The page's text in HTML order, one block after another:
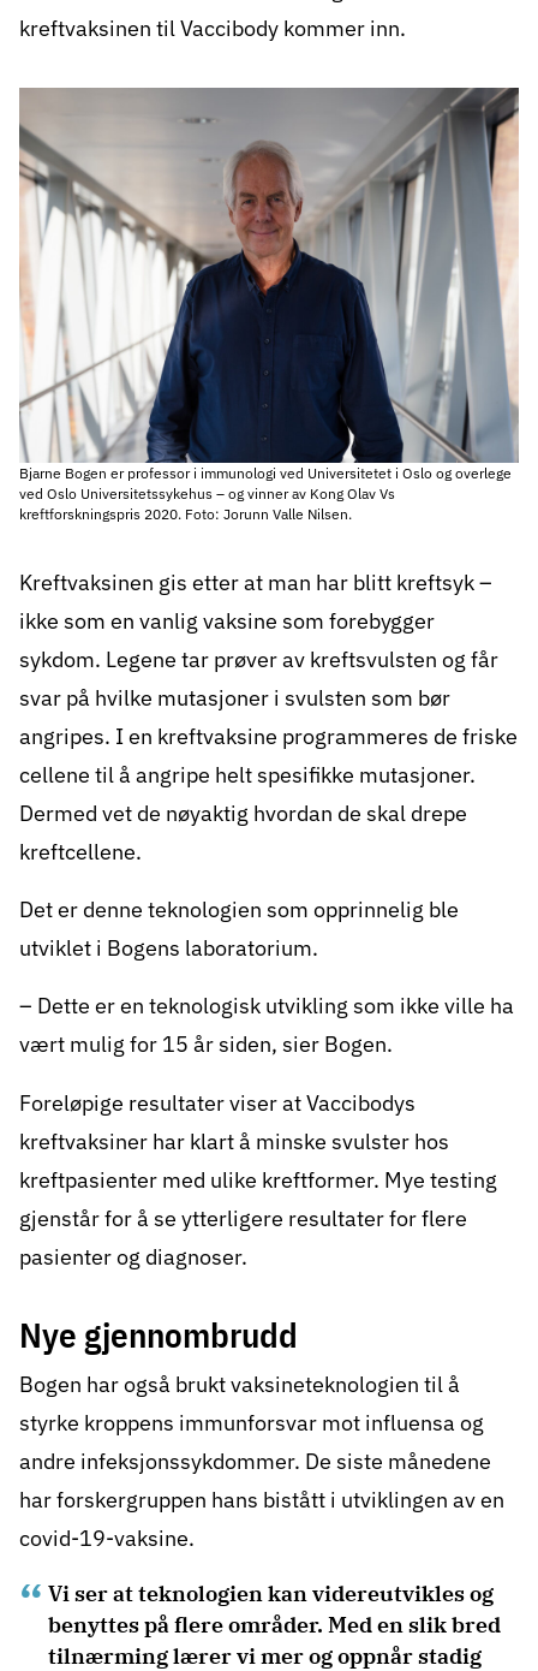
kreftvaksinen til Vaccibody kommer inn.
Bjarne Bogen er professor i immunologi ved Universitetet i Oslo og overlege
ved Oslo Universitetssykehus – og vinner av Kong Olav Vs
kreftforskningspris 2020. Foto: Jorunn Valle Nilsen.
Kreftvaksinen gis etter at man har blitt kreftsyk –
ikke som en vanlig vaksine som forebygger
sykdom. Legene tar prøver av kreftsvulsten og får
svar på hvilke mutasjoner i svulsten som bør
angripes. I en kreftvaksine programmeres de friske
cellene til å angripe helt spesifikke mutasjoner.
Dermed vet de nøyaktig hvordan de skal drepe
kreftcellene.
Det er denne teknologien som opprinnelig ble
utviklet i Bogens laboratorium.
– Dette er en teknologisk utvikling som ikke ville ha
vært mulig for 15 år siden, sier Bogen.
Foreløpige resultater viser at Vaccibodys
kreftvaksiner har klart å minske svulster hos
kreftpasienter med ulike kreftformer. Mye testing
gjenstår for å se ytterligere resultater for flere
pasienter og diagnoser.
Nye gjennombrudd
Bogen har også brukt vaksineteknologien til å
styrke kroppens immunforsvar mot influensa og
andre infeksjonssykdommer. De siste månedene
har forskergruppen hans bistått i utviklingen av en
covid-19-vaksine.
Vi ser at teknologien kan videreutvikles og
benyttes på flere områder. Med en slik bred
tilnærming lærer vi mer og oppnår stadig